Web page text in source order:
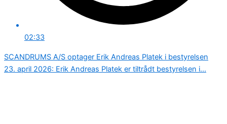
02:33
SCANDRUMS A/S optager Erik Andreas Platek i bestyrelsen
23. april 2026: Erik Andreas Platek er tiltrådt bestyrelsen i...